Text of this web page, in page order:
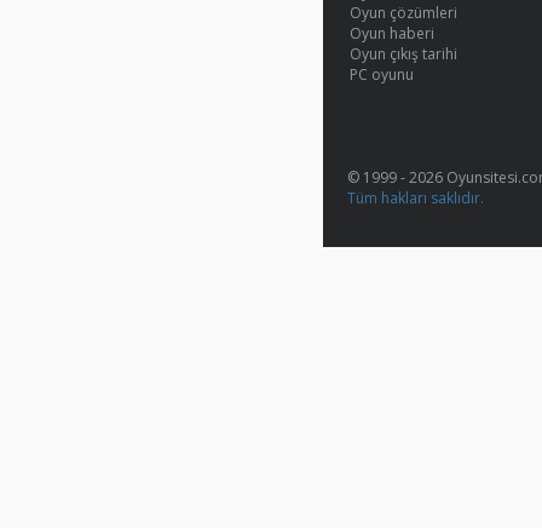
Oyun çözümleri
Oyun haberi
Oyun çıkış tarihi
PC oyunu
© 1999 - 2026
Tüm hakları saklıdır.